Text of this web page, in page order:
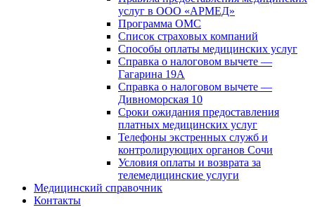
услуг в ООО «АРМЕД»
Программа ОМС
Список страховых компаний
Способы оплаты медицинских услуг
Справка о налоговом вычете —
Гагарина 19А
Справка о налоговом вычете —
Дивноморская 10
Сроки ожидания предоставления
платных медицинских услуг
Телефоны экстренных служб и
контролирующих органов Сочи
Условия оплаты и возврата за
телемедицинские услуги
Медицинский справочник
Контакты